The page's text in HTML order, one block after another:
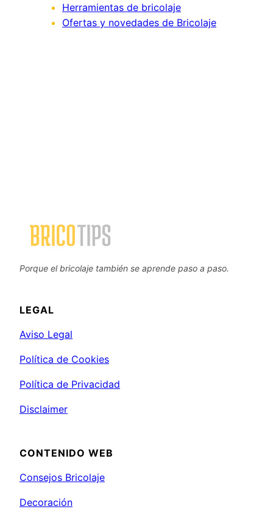
Herramientas de bricolaje
Ofertas y novedades de Bricolaje
Porque el bricolaje también se aprende paso a paso.
LEGAL
Aviso Legal
Política de Cookies
Política de Privacidad
Disclaimer
CONTENIDO WEB
Consejos Bricolaje
Decoración